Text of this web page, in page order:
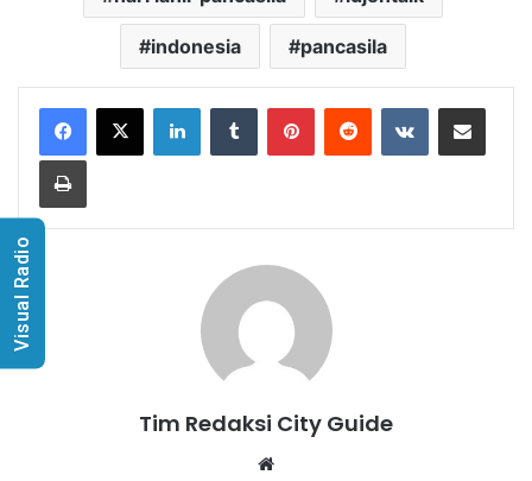
indonesia pancasila
LinkedInTumblr PinterestReddit VKontakteShare via Email
Print
Tim Redaksi City Guide
Visual Radio